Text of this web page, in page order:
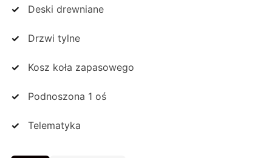
Deski drewniane
Drzwi tylne
Kosz koła zapasowego
Podnoszona 1 oś
Telematyka